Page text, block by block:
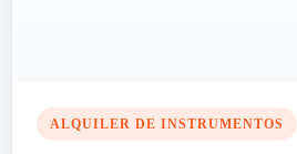
ALQUILER DE INSTRUMENTOS